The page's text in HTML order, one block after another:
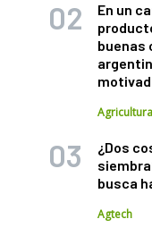
En un
buenas
Agricultura
¿Dos
busca
Agtech